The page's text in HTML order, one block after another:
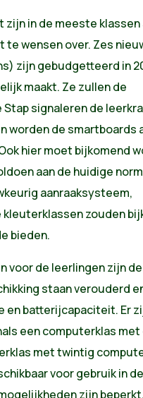
zijn in de meeste
te wensen over. Zes
zijn gebudgetteerd in
maakt. Ze zullen de
Stap signaleren de
worden de smartboards
hier moet bijkomend
aan de huidige
aanraaksysteem,
zouden
bieden.
voor de leerlingen zijn
staan verouderd
en batterijcapaciteit. Er
een computerklas
met twintig
voor gebruik in
zijn beperkt.